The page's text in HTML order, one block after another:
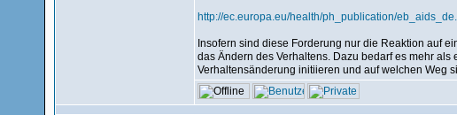
http://ec.europa.eu/health/ph_publication/
Insofern sind diese Forderung nur die Reaktion auf
das Ändern des Verhaltens. Dazu bedarf es mehr
Verhaltensänderung initiieren und auf welchen Weg